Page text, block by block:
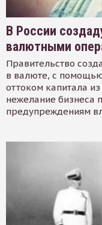
В России
валютными
Правительство
в валюте, с
оттоком капитала
нежелание бизнеса
предупреждениям